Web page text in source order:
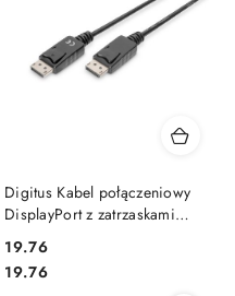
Digitus Kabel połączeniowy
DisplayPort z zatrzaskami
1080p 60Hz FHD Typ DP/DP
M/M czarny 2m
Cena:
19.76
Cena:
19.76